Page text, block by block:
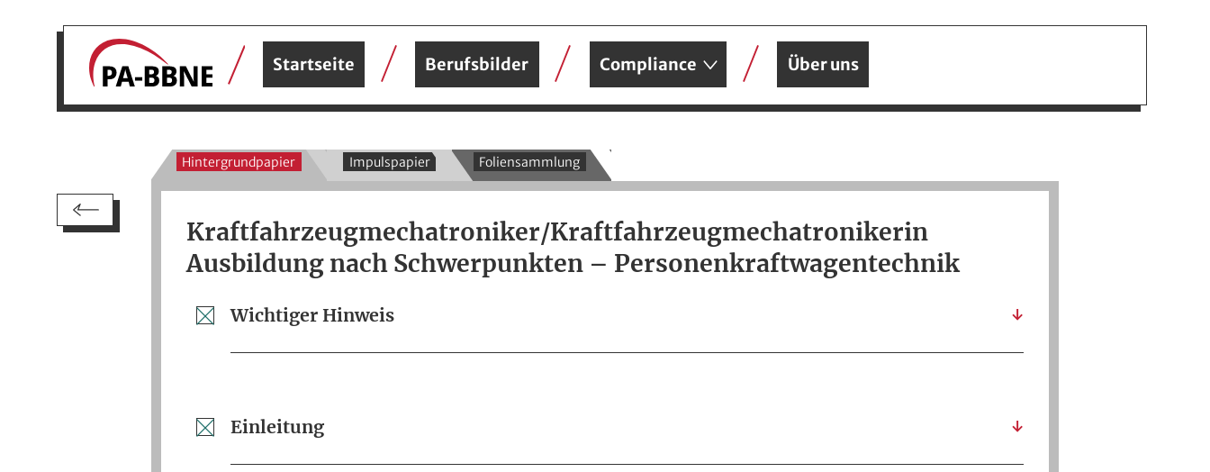
Startseite Berufsbilder Compliance Über uns
Hintergrundpapier Impulspapier Foliensammlung
Kraftfahrzeugmechatroniker/Kraftfahrzeugmechatronikerin
Ausbildung nach Schwerpunkten – Personenkraftwagentechnik
Wichtiger Hinweis
Einleitung